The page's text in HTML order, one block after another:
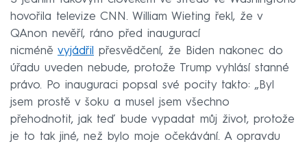
hovořila televize CNN. William Wieting řekl, že v
QAnon nevěří, ráno před inaugurací
nicméně vyjádřil
přesvědčení, že Biden nakonec do
úřadu uveden nebude, protože Trump vyhlásí stanné
právo. Po inauguraci popsal své pocity takto: „Byl
jsem prostě v šoku a musel jsem všechno
přehodnotit, jak teď bude vypadat můj život, protože
je to tak jiné, než bylo moje očekávání. A opravdu